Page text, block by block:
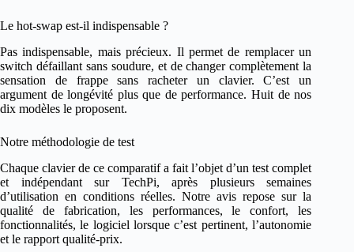
Le hot-swap est-il indispensable ?
Pas indispensable, mais précieux. Il permet de remplacer un
switch défaillant sans soudure, et de changer complètement la
sensation de frappe sans racheter un clavier. C’est un
argument de longévité plus que de performance. Huit de nos
dix modèles le proposent.
Notre méthodologie de test
Chaque clavier de ce comparatif a fait l’objet d’un test complet
et indépendant sur TechPi, après plusieurs semaines
d’utilisation en conditions réelles. Notre avis repose sur la
qualité de fabrication, les performances, le confort, les
fonctionnalités, le logiciel lorsque c’est pertinent, l’autonomie
et le rapport qualité-prix.